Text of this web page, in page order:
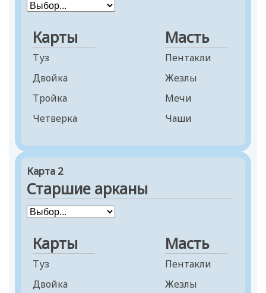
Карты
Туз
Двойка
Тройка
Четверка
Шестерка
Семерка
Восьмерка
Девятка
Десятка
Паж
Рыцарь
Масть
Пентакли
Жезлы
Мечи
Чаши
Карта 2
Старшие арканы
Карты
Туз
Двойка
Масть
Пентакли
Жезлы